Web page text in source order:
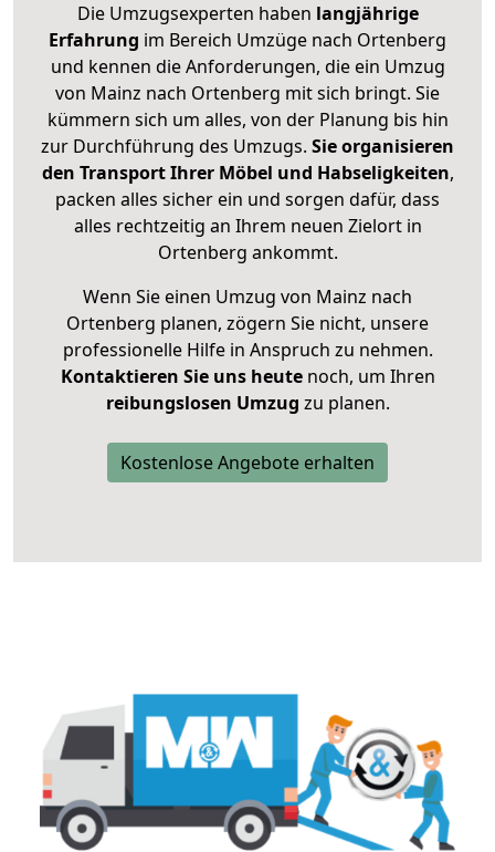
Die Umzugsexperten haben langjährige
Erfahrung im Bereich Umzüge nach Ortenberg
und kennen die Anforderungen, die ein Umzug
von Mainz nach Ortenberg mit sich bringt. Sie
kümmern sich um alles, von der Planung bis hin
zur Durchführung des Umzugs. Sie organisieren
den Transport Ihrer Möbel und Habseligkeiten,
packen alles sicher ein und sorgen dafür, dass
alles rechtzeitig an Ihrem neuen Zielort in
Ortenberg ankommt.
Wenn Sie einen Umzug von Mainz nach
Ortenberg planen, zögern Sie nicht, unsere
professionelle Hilfe in Anspruch zu nehmen.
Kontaktieren Sie uns heutenoch, um Ihren
reibungslosen Umzug zu planen.
Kostenlose Angebote erhalten